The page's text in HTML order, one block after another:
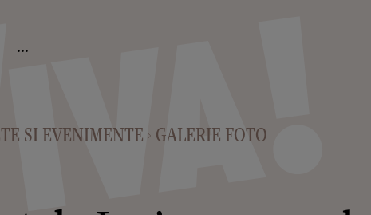
...
SI EVENIMENTE > GALERIE FOTO